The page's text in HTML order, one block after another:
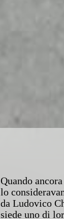
Quando
lo
da Ludovico
siede uno di